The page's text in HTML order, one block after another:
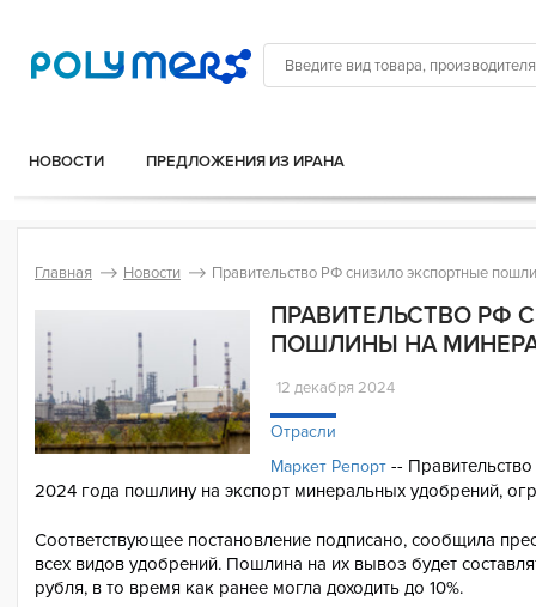
НОВОСТИ ПРЕДЛОЖЕНИЯ ИЗ ИРАНА
Главная Новости Правительство РФ снизило экспортные
ПРАВИТЕЛЬСТВО РФ
ПОШЛИНЫ НА
12 декабря 2024
Отрасли
Маркет Репорт--
2024 года пошлину на экспорт минеральных удобрений,
Соответствующее постановление подписано, сообщила
всех видов удобрений. Пошлина на их вывоз будет
рубля, в то время как ранее могла доходить до 10%.